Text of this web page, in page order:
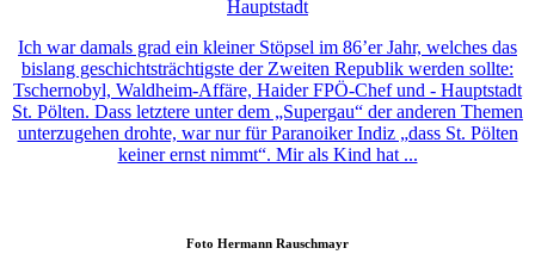
Hauptstadt
Ich war damals grad ein kleiner Stöpsel im 86’er Jahr, welches das
bislang geschichtsträchtigste der Zweiten Republik werden sollte:
Tschernobyl, Waldheim-Affäre, Haider FPÖ-Chef und - Hauptstadt
St. Pölten. Dass letztere unter dem „Supergau“ der anderen Themen
unterzugehen drohte, war nur für Paranoiker Indiz „dass St. Pölten
keiner ernst nimmt“. Mir als Kind hat ...
Foto Hermann Rauschmayr